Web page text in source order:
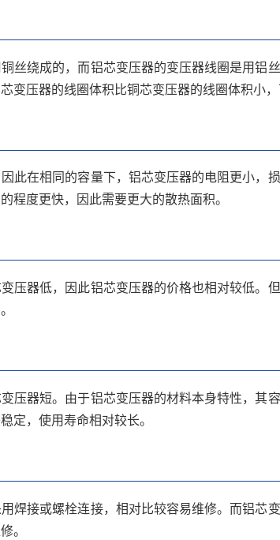
丝绕成的，而铝芯变压器的变压器线圈是用铝
变压器的线圈体积比铜芯变压器的线圈体积小
此在相同的容量下，铝芯变压器的电阻更小，
程度更快，因此需要更大的散热面积。
压器低，因此铝芯变压器的价格也相对较低。
压器短。由于铝芯变压器的材料本身特性，其
定，使用寿命相对较长。
焊接或螺栓连接，相对比较容易维修。而铝芯
。